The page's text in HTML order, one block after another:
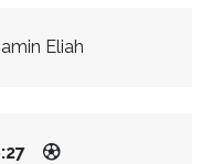
Eliah